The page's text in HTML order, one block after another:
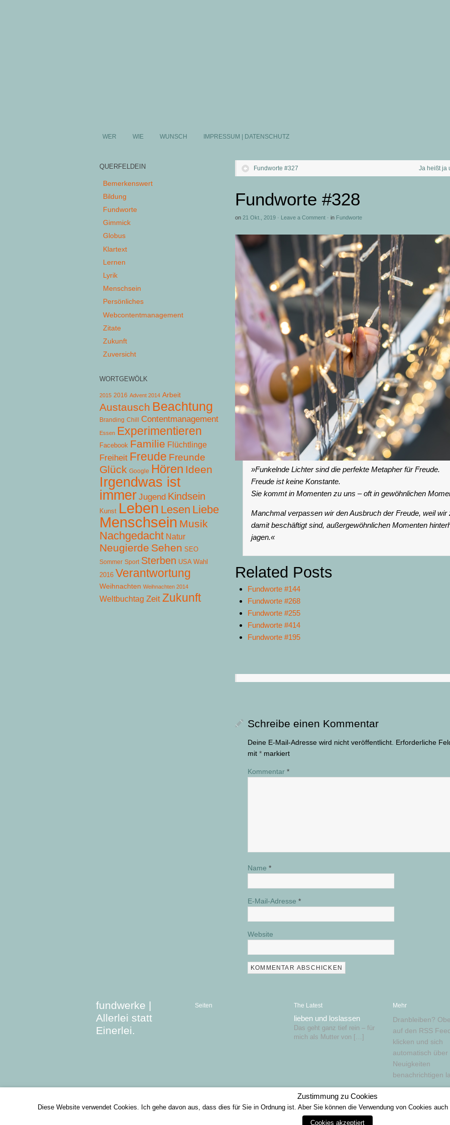
WER WIE WUNSCH IMPRESSUM | DATENSCHUTZ
Fundworte #327 Ja heißt ja
Fundworte #328
on 21 Okt., 2019 · Leave a Comment · in Fundworte
»Funkelnde Lichter sind die perfekte Metapher für Freude.
Freude ist keine Konstante.
Sie kommt in Momenten zu uns – oft in gewöhnlichen
Manchmal verpassen wir den Ausbruch der Freude, weil wir
damit beschäftigt sind, außergewöhnlichen Momenten
jagen.«
Related Posts
Fundworte #144
Fundworte #268
Fundworte #255
Fundworte #414
Fundworte #195
Schreibe einen Kommentar
Deine E-Mail-Adresse wird nicht veröffentlicht. Erforderliche
mit * markiert
Kommentar *
Name *
E-Mail-Adresse *
Website
QUERFELDEIN
Bemerkenswert
Bildung
Fundworte
Gimmick
Globus
Klartext
Lernen
Lyrik
Menschsein
Persönliches
Webcontentmanagement
Zitate
Zukunft
Zuversicht
WORTGEWÖLK
2015 2016 Advent 2014 Arbeit
Austausch Beachtung
Branding Chill Contentmanagement
Essen Experimentieren
Facebook Familie Flüchtlinge
Freiheit Freude Freunde
Glück Google Hören Ideen
Irgendwas ist
immer Jugend Kindsein
Kunst Leben Lesen Liebe
Menschsein Musik
Nachgedacht Natur
Neugierde Sehen SEO
Sommer Sport Sterben USA Wahl
2016 Verantwortung
Weihnachten Weihnachten 2014
Weltbuchtag Zeit Zukunft
fundwerke |
Allerlei statt
Einerlei.
Seiten The Latest
lieben und loslassen
Das geht ganz tief rein – für
mich als Mutter von […]
Mehr
Dranbleiben?
auf den RSS
klicken und sich
automatisch über
Neuigkeiten
benachrichtigen
Zustimmung zu Cookies
Diese Website verwendet Cookies. Ich gehe davon aus, dass dies für Sie in Ordnung ist. Aber Sie können die Verwendung von Cookies
Cookies akzeptiert